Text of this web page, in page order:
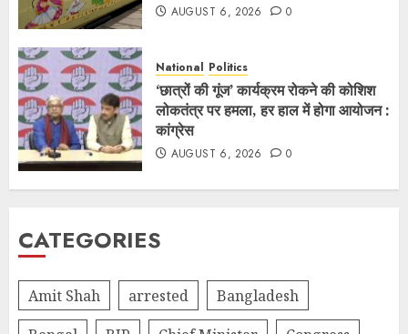
AUGUST 6, 2026 0
National Politics
‘छात्रों की गूंज’ कार्यक्रम रोकने की कोशिश
लोकतंत्र पर हमला, हर हाल में होगा आयोजन :
कांग्रेस
AUGUST 6, 2026 0
CATEGORIES
Amit Shah arrested
Bangladesh